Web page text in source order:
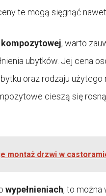
te mogą sięgnąć nawet
, warto
ubytków. Jej cena
oraz rodzaju
cieszą się
montaż drzwi w
wypełnieniach, to można